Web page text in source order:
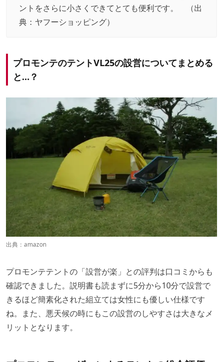
ントをさらに小さくできてとても便利です。 （出
典： ヤフーショッピング）
プロモンテのテントVL25の設営についてまとめる
と…？
出典： amazon
プロモンテテントの「設営が楽」との評判は口コミからも
確認できました。説明書も読まずに5分から10分で設営で
きるほど簡素化された組立ては女性にも優しい仕様です
ね。また、悪天候の時にもこの設営のしやすさは大きなメ
リットとなります。